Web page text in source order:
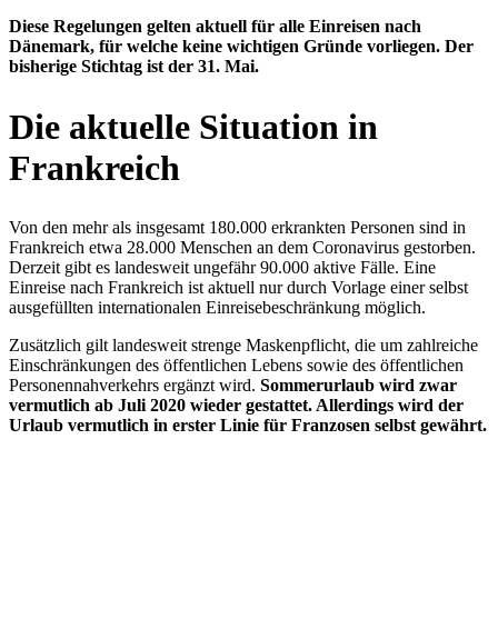
Diese Regelungen gelten aktuell für alle Einreisen nach
Dänemark, für welche keine wichtigen Gründe vorliegen. Der
bisherige Stichtag ist der 31. Mai.
Die aktuelle Situation in
Frankreich
Von den mehr als insgesamt 180.000 erkrankten Personen sind in
Frankreich etwa 28.000 Menschen an dem Coronavirus gestorben.
Derzeit gibt es landesweit ungefähr 90.000 aktive Fälle. Eine
Einreise nach Frankreich ist aktuell nur durch Vorlage einer selbst
ausgefüllten internationalen Einreisebeschränkung möglich.
Zusätzlich gilt landesweit strenge Maskenpflicht, die um zahlreiche
Einschränkungen des öffentlichen Lebens sowie des öffentlichen
Personennahverkehrs ergänzt wird. Sommerurlaub wird zwar
vermutlich ab Juli 2020 wieder gestattet. Allerdings wird der
Urlaub vermutlich in erster Linie für Franzosen selbst gewährt.